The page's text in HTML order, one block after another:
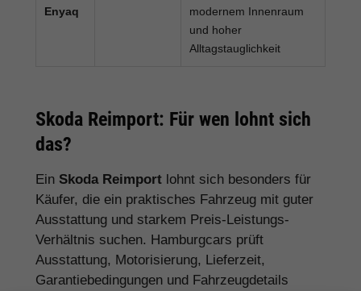
Enyaq
modernem Innenraum
und hoher
Alltagstauglichkeit
Skoda Reimport: Für wen lohnt sich
das?
Ein Skoda Reimport lohnt sich besonders für
Käufer, die ein praktisches Fahrzeug mit guter
Ausstattung und starkem Preis-Leistungs-
Verhältnis suchen. Hamburgcars prüft
Ausstattung, Motorisierung, Lieferzeit,
Garantiebedingungen und Fahrzeugdetails